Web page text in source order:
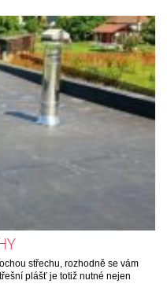
střechu, rozhodně se vám
plášť je totiž nutné nejen